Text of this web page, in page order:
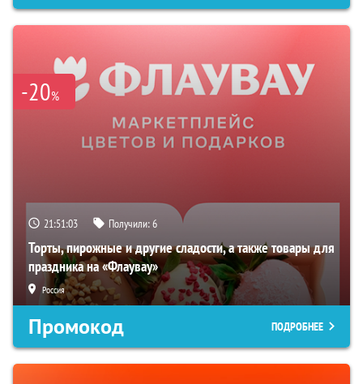
-20%
21:51:02 Получили:6
Торты, пирожные и другие сладости, а также товары для
праздника на «Флаувау»
Россия
Промокод ПОДРОБНЕЕ